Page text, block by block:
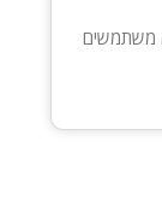
משתמשים